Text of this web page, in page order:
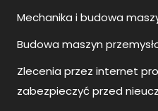
Mechanika i budowa
Budowa maszyn
Zlecenia przez internet
zabezpieczyć przed